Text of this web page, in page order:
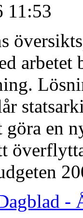
11:53
göra en
-